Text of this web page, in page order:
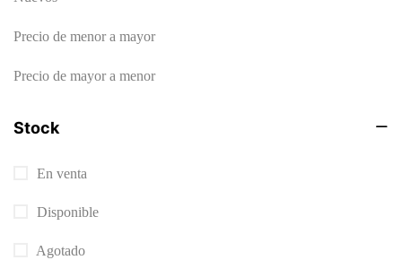
Precio de menor a mayor
Precio de mayor a menor
Stock
En venta
Disponible
Agotado